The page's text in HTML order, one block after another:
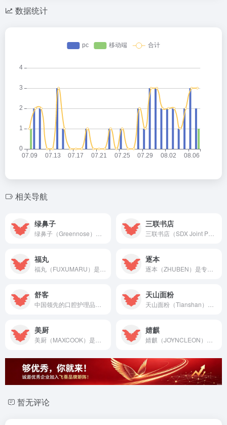
数据统计
相关导航
绿鼻子 三联书店
福丸 逐本
舒客 天山面粉
美厨 婧麒
暂无评论